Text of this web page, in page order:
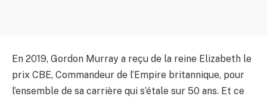
En 2019, Gordon Murray a reçu de la reine Elizabeth le
prix CBE, Commandeur de l’Empire britannique, pour
l’ensemble de sa carrière qui s’étale sur 50 ans. Et ce